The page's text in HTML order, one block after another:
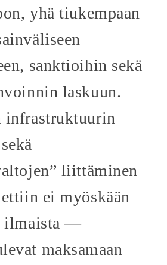
yhä tiukempaan
sanktioihin sekä
laskuun.
infrastruktuurin
liittäminen
ei myöskään
ilmaista —
maksamaan